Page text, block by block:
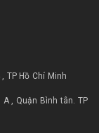
TP Hồ Chí Minh
, Quận Bình tân. TP